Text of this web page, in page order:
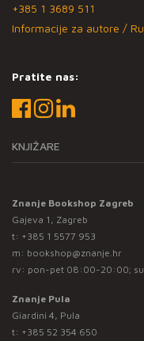
+385 1 3689 511
Informacije za autore /
Pratite nas:
KNJIŽARE
Znanje Bookshop Zagreb
Gajeva 1, Zagreb
t: +385 1 5577 953
m: bookshop@znanje.hr
rv: pon-pet 08:00-20:00;
Znanje Pula
Giardini 4, Pula
t: +385 52 354 650